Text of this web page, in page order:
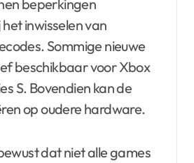
beperkingen
inwisselen van
Sommige nieuwe
beschikbaar voor Xbox
S. Bovendien kan de
op oudere hardware.
dat niet alle games